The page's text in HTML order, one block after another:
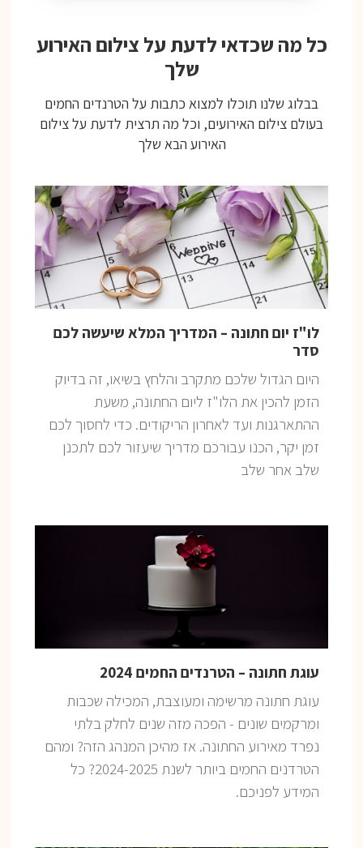
כל מה שכדאי לדעת על צילום האירוע
שלך
בבלוג שלנו תוכלו למצוא כתבות על הטרנדים החמים
בעולם צילום האירועים, וכל מה תרצית לדעת על צילום
האירוע הבא שלך
לו"ז יום חתונה – המדריך המלא שיעשה לכם
סדר
היום הגדול שלכם מתקרב והלחץ בשיאו, זה בדיוק
הזמן להכין את הלו"ז ליום החתונה, משעת
ההתארגנות ועד לאחרון הריקודים. כדי לחסוך לכם
זמן יקר, הכנו עבורכם מדריך שיעזור לכם לתכנן
שלב אחר שלב
עוגת חתונה – הטרנדים החמים 2024
עוגת חתונה מרשימה ומעוצבת, המכילה שכבות
ומרקמים שונים - הפכה מזה שנים לחלק בלתי
נפרד מאירוע החתונה. אז מהיכן המנהג הזה? ומהם
הטרדנים החמים ביותר לשנת 2024-2025? כל
המידע לפניכם.